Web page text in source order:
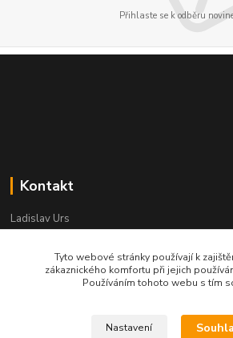
Přihlaste se k odběru
Kontakt
Ladislav Urs
+420 603 996 859
Po - Pá 9:00 - 12:00 13:00 - 17:00
bego-bohemia@begonie.cz
Tyto webové stránky používají k
zákaznického komfortu při jejich
Používáním tohoto webu s tím
Nastavení